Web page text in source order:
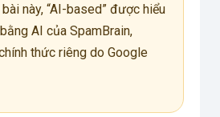
này, “AI-based” được hiểu
AI của SpamBrain,
thức riêng do Google